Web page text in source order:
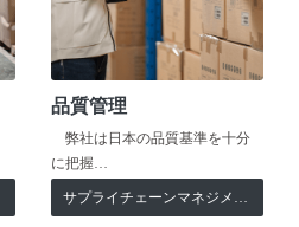
品質管理
弊社は日本の品質基準を十分
に把握…
サプライチェーンマネジメント